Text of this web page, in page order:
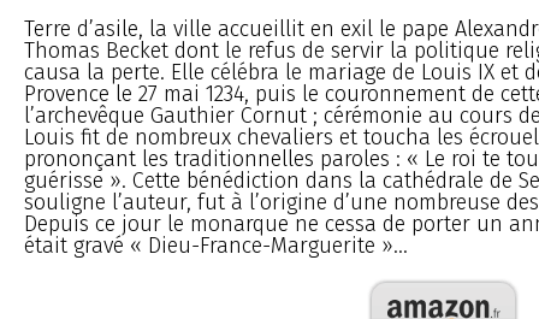
Terre d’asile, la ville accueillit en exil le pape
Thomas Becket dont le refus de servir la politique
causa la perte. Elle célébra le mariage de Louis IX et
Provence le 27 mai 1234, puis le couronnement de
l’archevêque Gauthier Cornut ; cérémonie au cours
Louis fit de nombreux chevaliers et toucha les
prononçant les traditionnelles paroles : « Le roi te
guérisse ». Cette bénédiction dans la cathédrale de
souligne l’auteur, fut à l’origine d’une nombreuse
Depuis ce jour le monarque ne cessa de porter un
était gravé « Dieu-France-Marguerite »...